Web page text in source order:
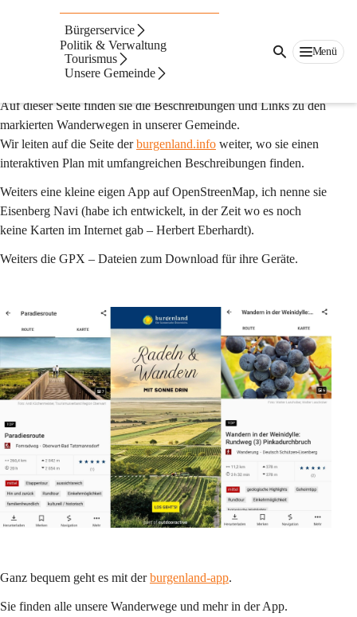
Bürgerservice
Politik & Verwaltung
Tourismus
Unsere Gemeinde
Menü
Natur & Bewegung
Auf dieser Seite finden sie die Beschreibungen und Links zu den
markierten Wanderwegen in unserer Gemeinde.
Wir leiten auf die Seite der burgenland.info weiter, wo sie einen
interaktiven Plan mit umfangreichen Beschreibungen finden.
Weiters eine kleine eigen App auf OpenStreenMap, ich nenne sie
Eisenberg Navi (habe ich entwickelt, in der Zeit wo es noch
keine Karten im Internet gab – Herbert Eberhardt).
Weiters die GPX – Dateien zum Download für ihre Geräte.
Ganz bequem geht es mit der burgenland-app.
Sie finden alle unsere Wanderwege und mehr in der App.